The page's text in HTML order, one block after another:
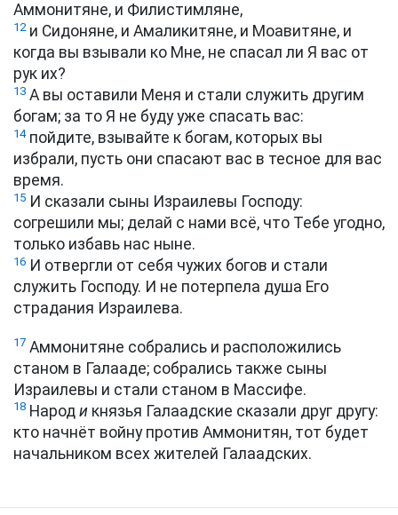
Аммонитяне, и Филистимляне,
12и Сидоняне, и Амаликитяне, и Моавитяне, и
когда вы взывали ко Мне, не спасал ли Я вас от
рук их?
13 А вы оставили Меня и стали служить другим
богам; за то Я не буду уже спасать вас:
14пойдите, взывайте к богам, которых вы
избрали, пусть они спасают вас в тесное для вас
время.
15 И сказали сыны Израилевы Господу:
согрешили мы; делай с нами всё, что Тебе угодно,
только избавь нас ныне.
16 И отвергли от себя чужих богов и стали
служить Господу. И не потерпела душа Его
страдания Израилева.
17 Аммонитяне собрались и расположились
станом в Галааде; собрались также сыны
Израилевы и стали станом в Массифе.
18 Народ и князья Галаадские сказали друг другу:
кто начнёт войну против Аммонитян, тот будет
начальником всех жителей Галаадских.